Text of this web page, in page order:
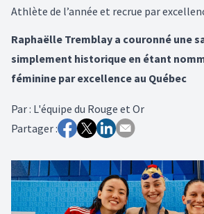
Athlète de l’année et recrue par
Raphaëlle Tremblay a couronné une
simplement historique en étant
féminine par excellence au Québec
Par: L'équipe du Rouge et Or
Partager :